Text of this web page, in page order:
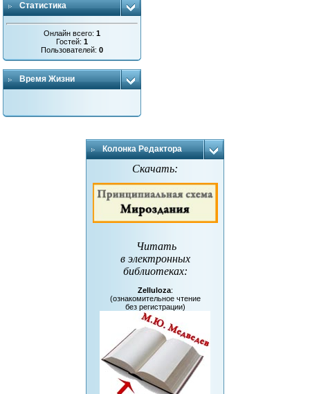
Статистика
Онлайн всего:1
Гостей:1
Пользователей:0
Время Жизни
Колонка Редактора
Скачать:
Читать
в электронных
библиотеках:
Zelluloza:
(ознакомительное чтение
без регистрации)